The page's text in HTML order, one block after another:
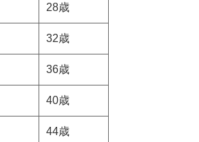
28歳
32歳
36歳
40歳
44歳